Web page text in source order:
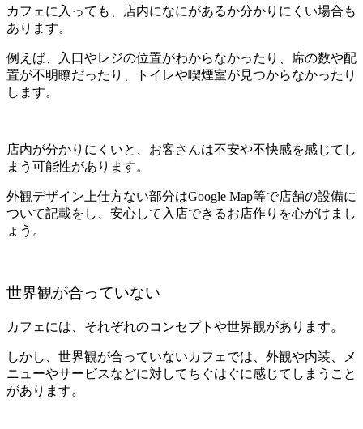
カフェに入っても、店内になにがあるか分かりにくい場合も
あります。
例えば、入口やレジの位置がわからなかったり、席の数や配
置が不明瞭だったり、トイレや喫煙室が見つからなかったり
します。
店内が分かりにくいと、お客さんは不安や不快感を感じてし
まう可能性があります。
外観デザイン上仕方ない部分はGoogle Map等で店舗の設備に
ついて記載をし、安心して入店できるお店作りを心がけまし
ょう。
世界観が合っていない
カフェには、それぞれのコンセプトや世界観があります。
しかし、世界観が合っていないカフェでは、外観や内装、メ
ニューやサービスなどに対してちぐはぐに感じてしまうこと
があります。